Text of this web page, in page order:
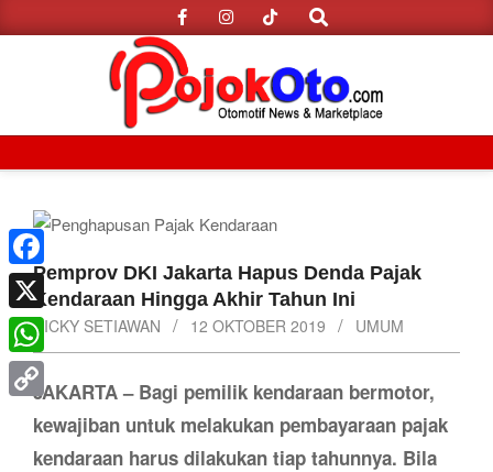
to
Search
Navigation
Menu
Pemprov DKI Jakarta Hapus Denda Pajak
Kendaraan Hingga Akhir Tahun Ini
RICKY SETIAWAN
12 OKTOBER 2019 UMUM
JAKARTA – Bagi pemilik kendaraan bermotor,
kewajiban untuk melakukan pembayaraan pajak
kendaraan harus dilakukan tiap tahunnya. Bila
Facebook
X
WhatsApp
Copy
Link